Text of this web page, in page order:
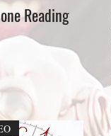
Reading